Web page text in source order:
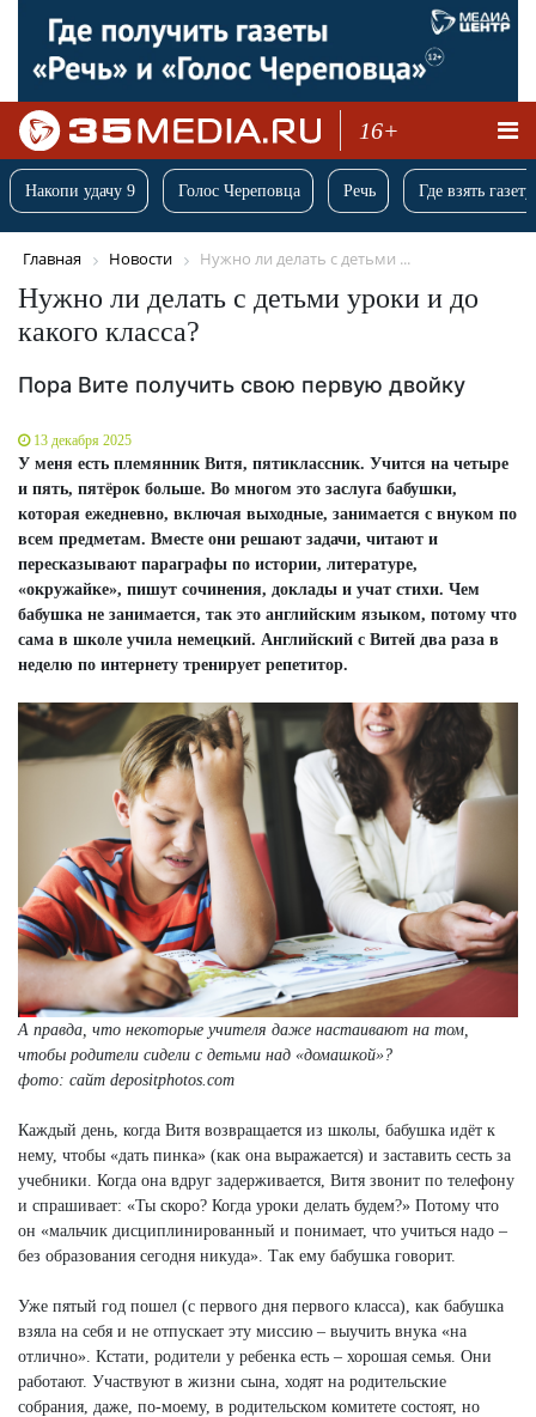
16+
Накопи удачу 9 Голос Череповца Речь Где взять
Главная Новости Нужно ли делать с детьми ...
Нужно ли делать с детьми уроки и до
какого класса?
Пора Вите получить свою первую двойку
13 декабря 2025
У меня есть племянник Витя, пятиклассник. Учится на четыре
и пять, пятёрок больше. Во многом это заслуга бабушки,
которая ежедневно, включая выходные, занимается с внуком по
всем предметам. Вместе они решают задачи, читают и
пересказывают параграфы по истории, литературе,
«окружайке», пишут сочинения, доклады и учат стихи. Чем
бабушка не занимается, так это английским языком, потому что
сама в школе учила немецкий. Английский с Витей два раза в
неделю по интернету тренирует репетитор.
А правда, что некоторые учителя даже настаивают на том,
чтобы родители сидели с детьми над «домашкой»?
фото: сайт depositphotos.com
Каждый день, когда Витя возвращается из школы, бабушка идёт к
нему, чтобы «дать пинка» (как она выражается) и заставить сесть за
учебники. Когда она вдруг задерживается, Витя звонит по телефону
и спрашивает: «Ты скоро? Когда уроки делать будем?» Потому что
он «мальчик дисциплинированный и понимает, что учиться надо –
без образования сегодня никуда». Так ему бабушка говорит.
Уже пятый год пошел (с первого дня первого класса), как бабушка
взяла на себя и не отпускает эту миссию – выучить внука «на
отлично». Кстати, родители у ребенка есть – хорошая семья. Они
работают. Участвуют в жизни сына, ходят на родительские
собрания, даже, по-моему, в родительском комитете состоят, но